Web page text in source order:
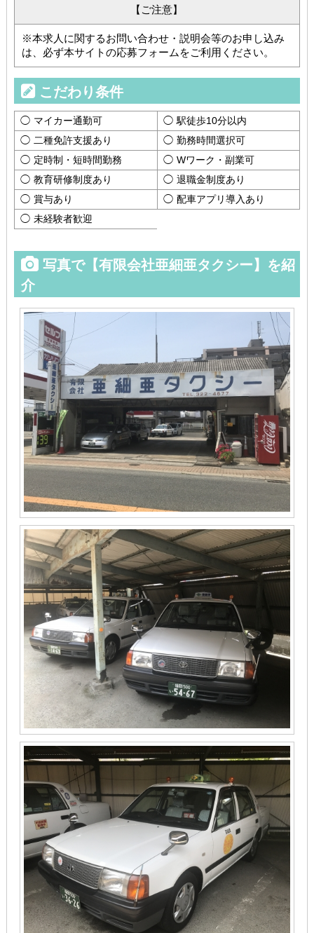
【ご注意】
※本求人に関するお問い合わせ・説明会等のお申し込み
は、必ず本サイトの応募フォームをご利用ください。
こだわり条件
マイカー通勤可
駅徒歩10分以内
二種免許支援あり
勤務時間選択可
定時制・短時間勤務
Wワーク・副業可
教育研修制度あり
退職金制度あり
賞与あり
配車アプリ導入あり
未経験者歓迎
写真で【有限会社亜細亜タクシー】を紹
介